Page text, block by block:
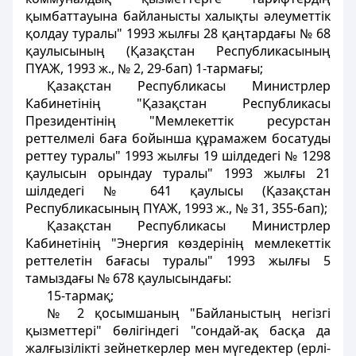
қымбаттауына байланысты халықты әлеуметтiк
қолдау туралы" 1993 жылғы 28 қаңтардағы № 68
қаулысының (Қазақстан Республикасының
ПҮАЖ, 1993 ж., № 2, 29-бап) 1-тармағы;
Қазақстан Республикасы Министрлер
Кабинетінің "Қазақстан Республикасы
Президентінің "Мемлекеттік ресурстан
реттелмелi баға бойынша құрамажем босатуды
реттеу туралы" 1993 жылғы 19 шiлдедегi № 1298
қаулысын орындау туралы" 1993 жылғы 21
шiлдедегi № 641 қаулысы (Қазақстан
Республикасының ПҮАЖ, 1993 ж., № 31, 355-бап);
Қазақстан Республикасы Министрлер
Кабинетінің "Энергия көздерiнiң мемлекеттік
реттелетiн бағасы туралы" 1993 жылғы 5
тамыздағы № 678 қаулысындағы:
15-тармақ;
№ 2 қосымшаның "Байланыстың негiзгi
қызметтерi" бөлiгіндегі "сондай-ақ басқа да
жалғызiлiктi зейнеткерлер мен мүгедектер (ерлi-